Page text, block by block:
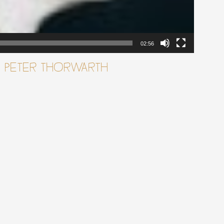
02:56
PETER THORWARTH